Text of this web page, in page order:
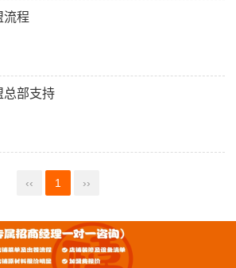
流程
总部支持
‹‹ 1 ››